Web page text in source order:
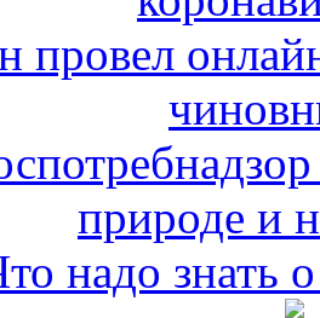
провел
природе и
надо знать